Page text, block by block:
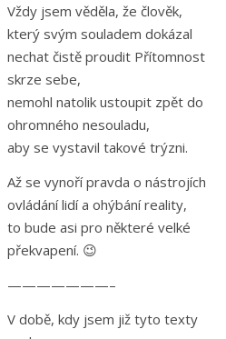
Vždy jsem věděla, že člověk,
který svým souladem dokázal
nechat čistě proudit Přítomnost
skrze sebe,
nemohl natolik ustoupit zpět do
ohromného nesouladu,
aby se vystavil takové trýzni.
Až se vynoří pravda o nástrojích
ovládání lidí a ohýbání reality,
to bude asi pro některé velké
překvapení. 😉
———————–
V době, kdy jsem již tyto texty